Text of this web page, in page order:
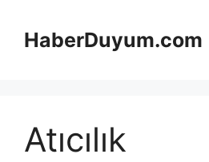
HaberDuyum.com
Atıcılık